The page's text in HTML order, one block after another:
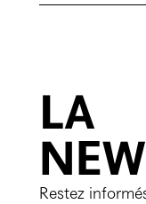
LA
Restez